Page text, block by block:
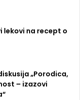
lekovi na recept o
„Porodica,
– izazovi